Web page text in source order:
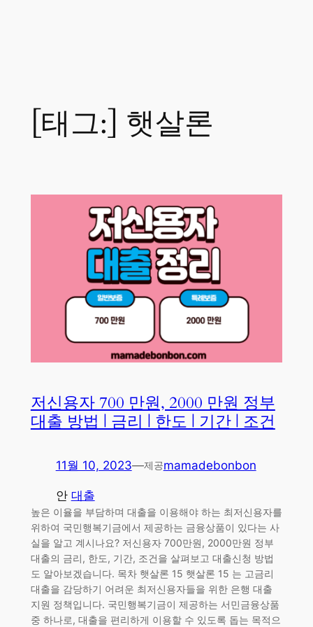
[태그:] 햇살론
저신용자 700 만원, 2000 만원 정부
대출 방법 | 금리 | 한도 | 기간 | 조건
11월 10, 2023—제공mamadebonbon
안 대출
높은 이율을 부담하며 대출을 이용해야 하는 최저신용자를
위하여 국민행복기금에서 제공하는 금융상품이 있다는 사
실을 알고 계시나요? 저신용자 700만원, 2000만원 정부
대출의 금리, 한도, 기간, 조건을 살펴보고 대출신청 방법
도 알아보겠습니다. 목차 햇살론 15 햇살론 15 는 고금리
대출을 감당하기 어려운 최저신용자들을 위한 은행 대출
지원 정책입니다. 국민행복기금이 제공하는 서민금융상품
중 하나로, 대출을 편리하게 이용할 수 있도록 돕는 목적으